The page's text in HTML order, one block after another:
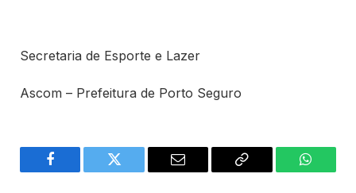
Secretaria de Esporte e Lazer
Ascom – Prefeitura de Porto Seguro
Facebook Twitter Email
Copy